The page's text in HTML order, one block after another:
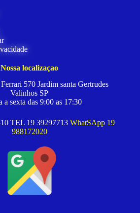
Nossa localizaçao
570 Jardim santa Gertrudes
Valinhos SP
a sexta das 9:00 as 17:30
TEL 19 39297713 WhatSApp 19
988172020